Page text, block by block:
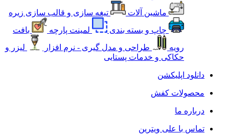
ماشین آلات
تیغه سازی و قالب سازی زیره
چاپ و بسته بندی
لمینت پارچه
بافت
رویه
طراحی و مدل گیری - نرم افزار
لیزر و
حکاکی و خدمات پستایی
دانلود اپلیکشن
محصولات کفش
درباره ما
تماس با علی ویترین